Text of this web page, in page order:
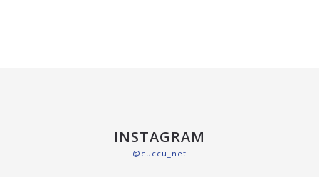
INSTAGRAM
@cuccu_net